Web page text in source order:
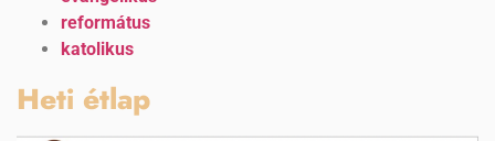
református
katolikus
Heti étlap